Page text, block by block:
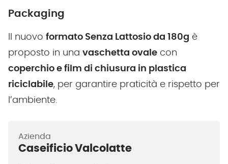
Packaging
Il nuovo formato Senza Lattosio da 180g è
proposto in una vaschetta ovale con
coperchio e film di chiusura in plastica
riciclabile, per garantire praticità e rispetto per
l’ambiente.
Azienda
Caseificio Valcolatte